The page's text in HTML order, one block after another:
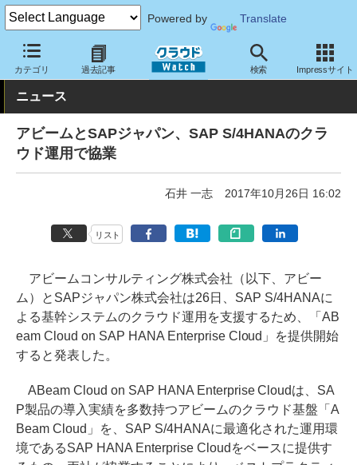
Powered by Translate
カテゴリ 過去記事 検索 Impressサイト
クラウド Watch サービス・ソフト サービス 基幹業務
ニュース
アビームとSAPジャパン、SAP S/4HANAのクラ
ウド運用で協業
石井 一志 2017年10月26日 16:02
リスト
アビームコンサルティング株式会社（以下、アビー
ム）とSAPジャパン株式会社は26日、SAP S/4HANAに
よる基幹システムのクラウド運用を支援するため、「AB
eam Cloud on SAP HANA Enterprise Cloud」を提供開始
すると発表した。
ABeam Cloud on SAP HANA Enterprise Cloudは、SA
P製品の導入実績を多数持つアビームのクラウド基盤「A
Beam Cloud」を、SAP S/4HANAに最適化された運用環
境であるSAP HANA Enterprise Cloudをベースに提供す